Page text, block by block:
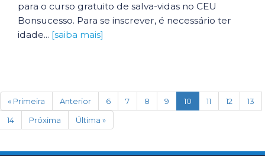
para o curso gratuito de salva-vidas no CEU
Bonsucesso. Para se inscrever, é necessário ter
idade... [saiba mais]
« Primeira Anterior 6 7 8 9 10 (current)
11 12
13
14
Próxima Última »